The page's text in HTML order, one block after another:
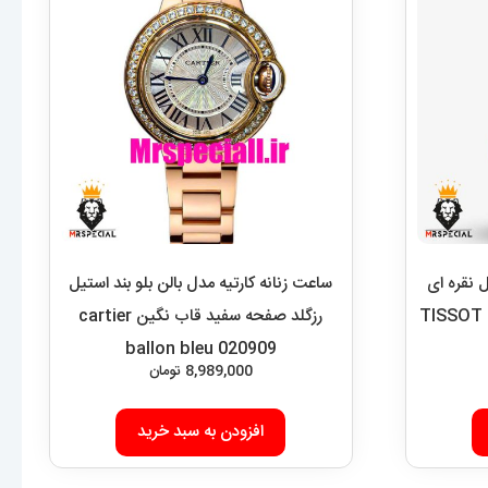
نقره ای
ساعت زنانه کارتیه مدل بالن بلو بند استیل
رزگلد صفحه سفید قاب نگین cartier
ballon bleu 020909
8,989,000 تومان
افزودن به سبد خرید